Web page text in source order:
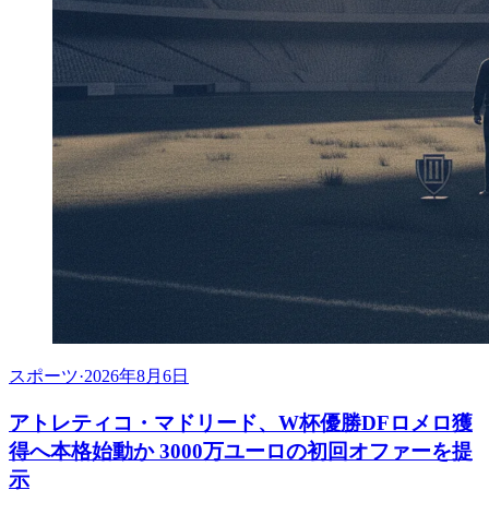
スポーツ·2026年8月6日
アトレティコ・マドリード、W杯優勝DFロメロ獲
得へ本格始動か 3000万ユーロの初回オファーを提
示